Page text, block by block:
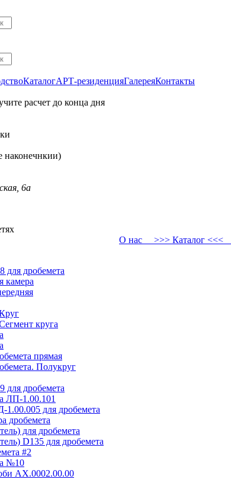
КаталогАРТ-резиденцияГалереяКонтакты
расчет до конца дня
наконечнкии)
6а
О нас >>> Каталог <<<
дробемета
камера
круга
прямая
Полукруг
дробемета
ЛП-1.00.101
1.00.005 для дробемета
дробемета
для дробемета
D135 для дробемета
#2
№10
АХ.0002.00.00